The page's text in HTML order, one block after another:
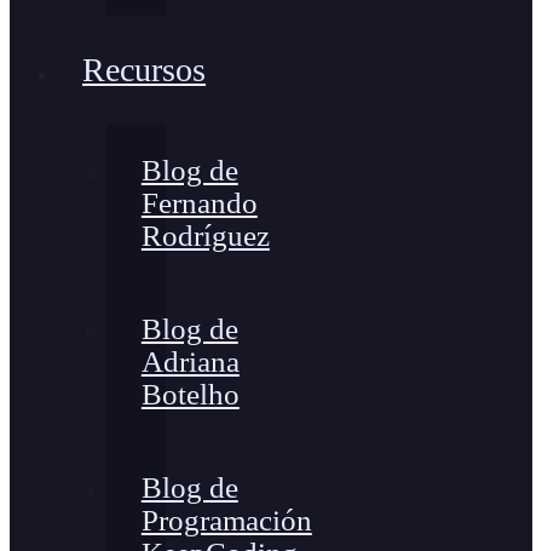
Recursos
Blog de
Fernando
Rodríguez
Blog de
Adriana
Botelho
Blog de
Programación